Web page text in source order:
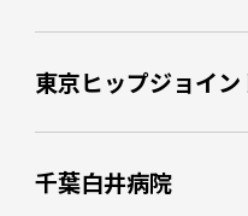
東京ヒップジョイ
千葉白井病院